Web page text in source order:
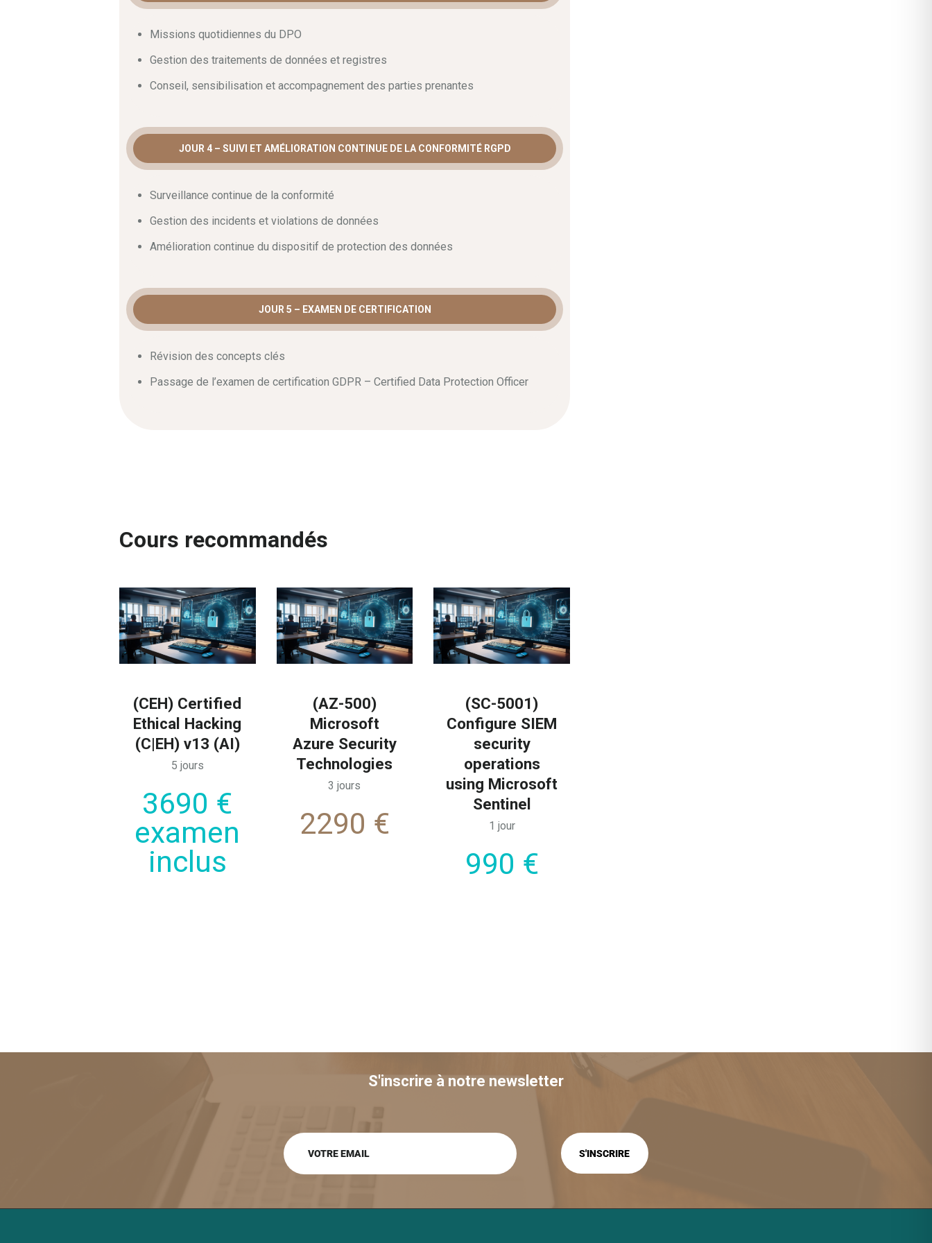
de certification Certified Data Protection Officer.En conclusion, suivez ce cursus pour
acquérir la légitimité nécessaire et contribuer activement à la protection des droits à la vie
privée des personnes concernées.
Missions quotidiennes du DPO
Gestion des traitements de données et registres
Conseil, sensibilisation et accompagnement des parties prenantes
JOUR 4 – SUIVI ET AMÉLIORATION CONTINUE DE LA CONFORMITÉ RGPD
Surveillance continue de la conformité
Gestion des incidents et violations de données
Amélioration continue du dispositif de protection des données
JOUR 5 – EXAMEN DE CERTIFICATION
Révision des concepts clés
Passage de l’examen de certification GDPR – Certified Data Protection Officer
Cours recommandés
(CEH) Certified
Ethical Hacking
(C|EH) v13 (AI)
5 jours
3690 €
examen
inclus
(AZ-500)
Microsoft
Azure Security
Technologies
3 jours
2290 €
(SC-5001)
Configure SIEM
security
operations
using Microsoft
Sentinel
1 jour
990 €
S'inscrire à notre newsletter